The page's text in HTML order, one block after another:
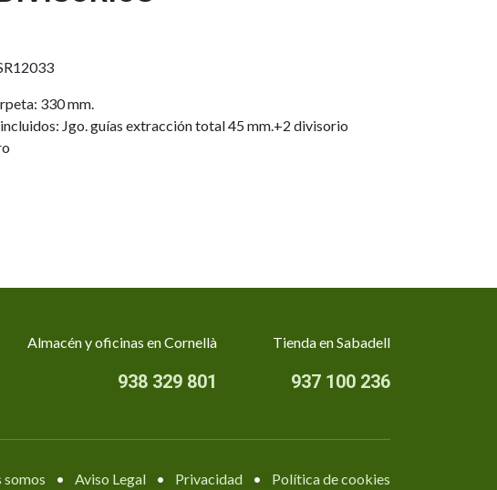
330 mm.
Jgo. guías extracción total 45 mm.+2 divisorio
Almacén y oficinas en Cornellà
938 329 801
Tienda en Sabadell
937 100 236
somos • Aviso Legal • Privacidad • Política de cookies